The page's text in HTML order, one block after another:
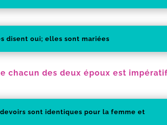
disent oui; elles sont mariées
chacun des deux époux est
sont identiques pour la femme et